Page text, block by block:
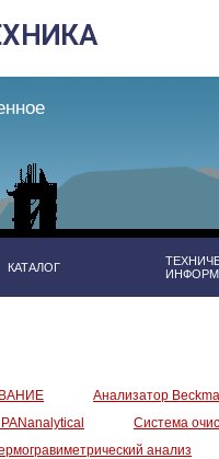
КАТАЛОГ
Анализатор
Система
анализ